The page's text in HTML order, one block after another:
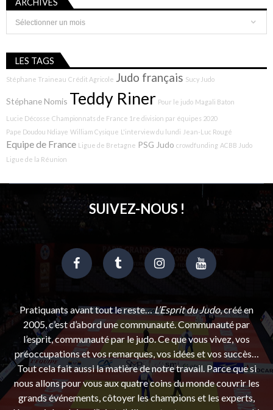
Archives
LES TAGS
Stéphane Traineau Crédit Agricole Judo français Sucy Judo
Stéphane Nomis Teddy Riner Pour le judo Magali Baton
Lucie Décosse Championnats de France 1re division par équipes 2020
Pape Doudou Ndiaye William Cysique L'interview du lundi Jean-Luc Rougé
Equipe de France Ligue de Bretagne PSG Judo crowdfunding ACBB Judo
Ligue de la Réunion
SUIVEZ-NOUS !
Pratiquants avant tout le reste…L’Esprit du Judo, créé en
2005, c’est d’abord une communauté. Communauté par
l’esprit, communauté par le judo. Ce que vous vivez, vos
préoccupations et vos remarques, vos idées et vos succès…
Tout cela fait aussi la matière de notre travail. Parce que si
nous allons pour vous aux quatre coins du monde couvrir les
grands événements, côtoyer les champions et les experts,